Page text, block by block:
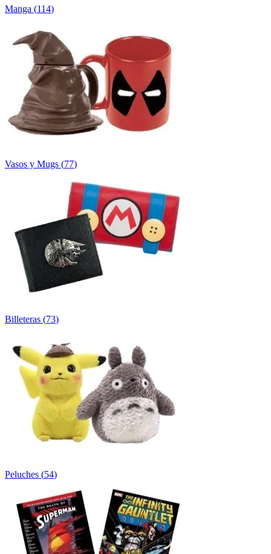
Manga (114)
Vasos y Mugs (77)
Billeteras (73)
Peluches (54)